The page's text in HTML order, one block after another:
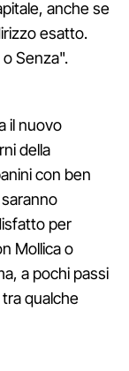
anche se
esatto.
Senza".
il nuovo
della
con ben
per
Mollica o
a pochi passi
qualche